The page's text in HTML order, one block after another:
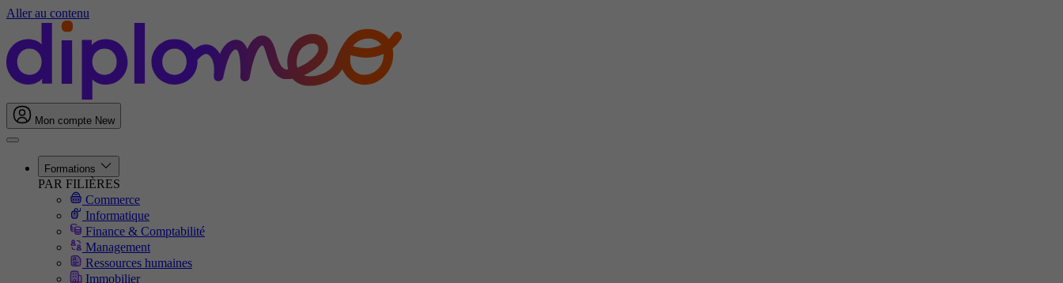
Aller au contenu
Mon compte New
Formations
PAR FILIÈRES
Commerce
Informatique
Finance & Comptabilité
Management
Ressources humaines
Immobilier